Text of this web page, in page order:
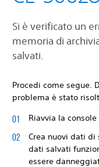
Si è verificato un
memoria di
salvati.
Procedi come segue.
problema è stato
Riavvia la
Crea nuovi dati di
dati salvati
essere